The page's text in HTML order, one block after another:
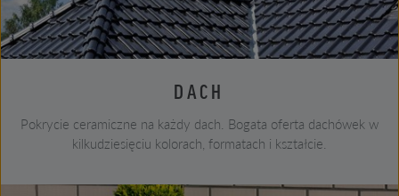
DACH
Pokrycie ceramiczne na każdy dach. Bogata oferta dachówek w
kilkudziesięciu kolorach, formatach i kształcie.